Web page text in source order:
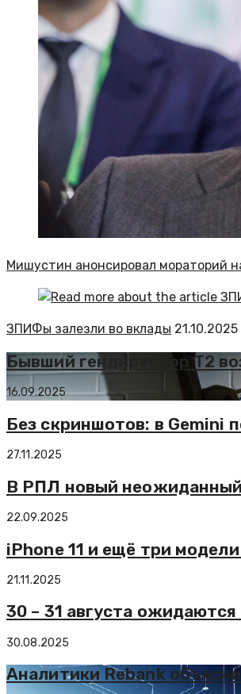
Мишустин анонсировал мораторий
ЗПИФы залезли во вклады 21.10.2025
Бывший гендиректор T2
16.09.2025
Без скриншотов: в Gemini
27.11.2025
В РПЛ новый неожиданный
22.09.2025
iPhone 11 и ещё три
21.11.2025
30 – 31 августа
30.08.2025
Аналитики Rebank